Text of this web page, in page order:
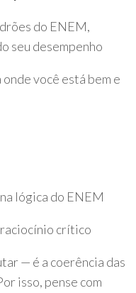
do ENEM,
seu desempenho
você está bem e
lógica do ENEM
crítico
— é a coerência das
isso, pense com